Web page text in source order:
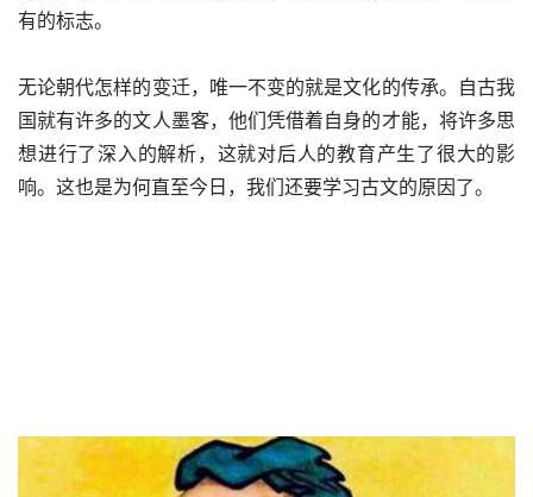
有的标志。
无论朝代怎样的变迁，唯一不变的就是文化的传承。自古我
国就有许多的文人墨客，他们凭借着自身的才能，将许多思
想进行了深入的解析，这就对后人的教育产生了很大的影
响。这也是为何直至今日，我们还要学习古文的原因了。